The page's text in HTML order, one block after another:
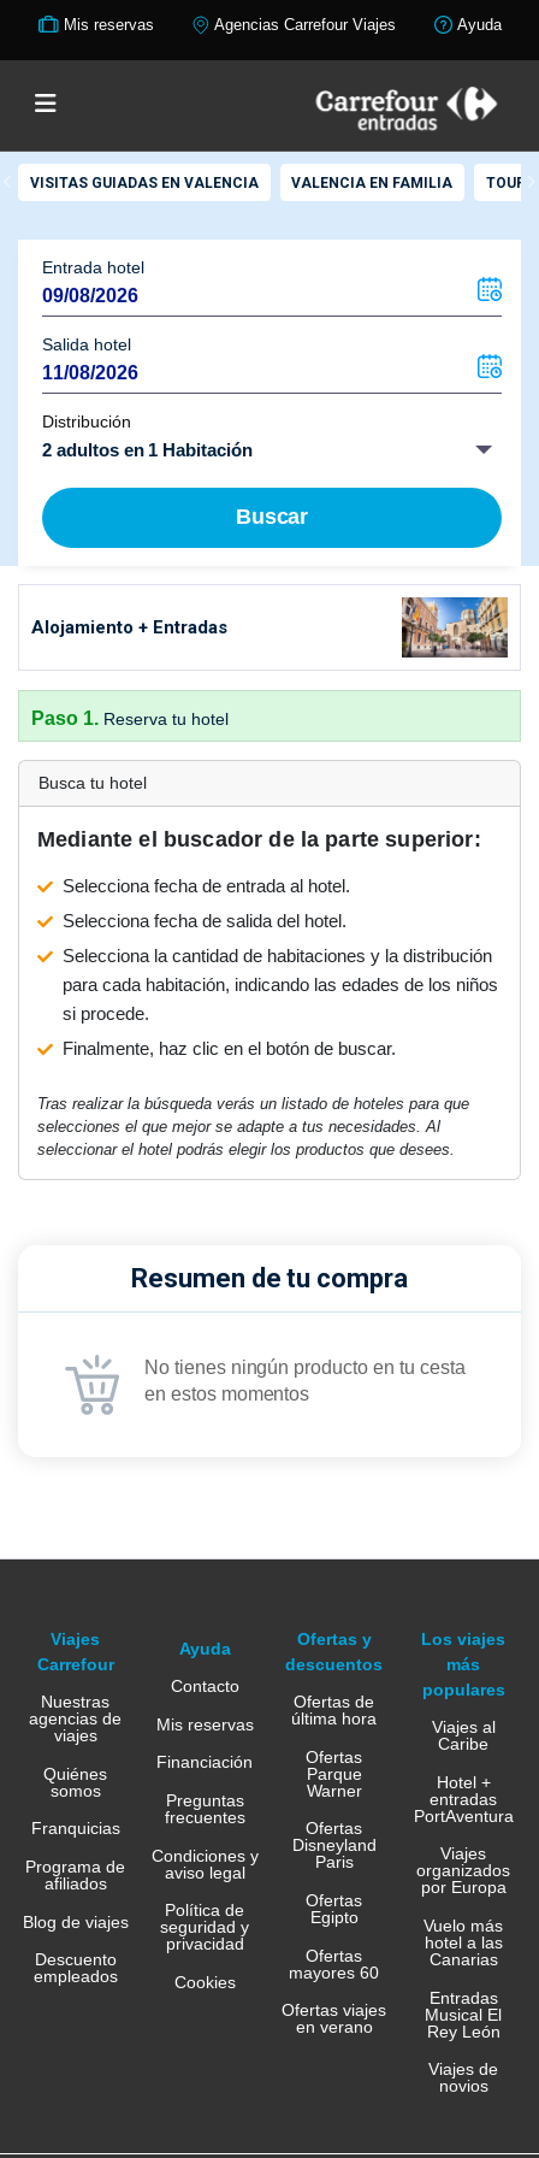
Mis reservas Agencias Carrefour Viajes Ayuda
VISITAS GUIADAS EN VALENCIA VALENCIA EN FAMILIA TOUR
Entrada hotel
Salida hotel
Distribución
2 adultos en 1 Habitación
Buscar
Alojamiento + Entradas
Paso 1. Reserva tu hotel
Busca tu hotel
Mediante el buscador de la parte superior:
Selecciona fecha de entrada al hotel.
Selecciona fecha de salida del hotel.
Selecciona la cantidad de habitaciones y la distribución
para cada habitación, indicando las edades de los niños
si procede.
Finalmente, haz clic en el botón de buscar.
Tras realizar la búsqueda verás un listado de hoteles para que
selecciones el que mejor se adapte a tus necesidades. Al
seleccionar el hotel podrás elegir los productos que desees.
Resumen de tu compra
No tienes ningún producto en tu cesta
en estos momentos
Viajes
Carrefour
Nuestras
agencias de
viajes
Quiénes
somos
Franquicias
Programa de
afiliados
Blog de viajes
Descuento
empleados
Ayuda
Contacto
Mis reservas
Financiación
Preguntas
frecuentes
Condiciones y
aviso legal
Política de
seguridad y
privacidad
Cookies
Ofertas y
descuentos
Ofertas de
última hora
Ofertas
Parque
Warner
Ofertas
Disneyland
Paris
Ofertas
Egipto
Ofertas
mayores 60
Ofertas viajes
en verano
Los viajes
más
populares
Viajes al
Caribe
Hotel +
entradas
PortAventura
Viajes
organizados
por Europa
Vuelo más
hotel a las
Canarias
Entradas
Musical El
Rey León
Viajes de
novios